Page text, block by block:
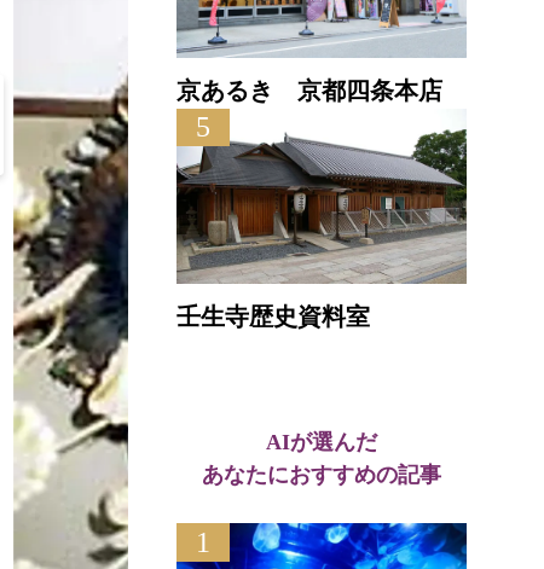
京あるき 京都四条本店
5
壬生寺歴史資料室
AIが選んだ
あなたにおすすめの記事
1